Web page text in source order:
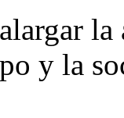
la
y la